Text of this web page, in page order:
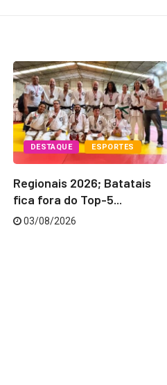
DESTAQUE ESPORTES
Regionais 2026; Batatais
fica fora do Top-5...
03/08/2026